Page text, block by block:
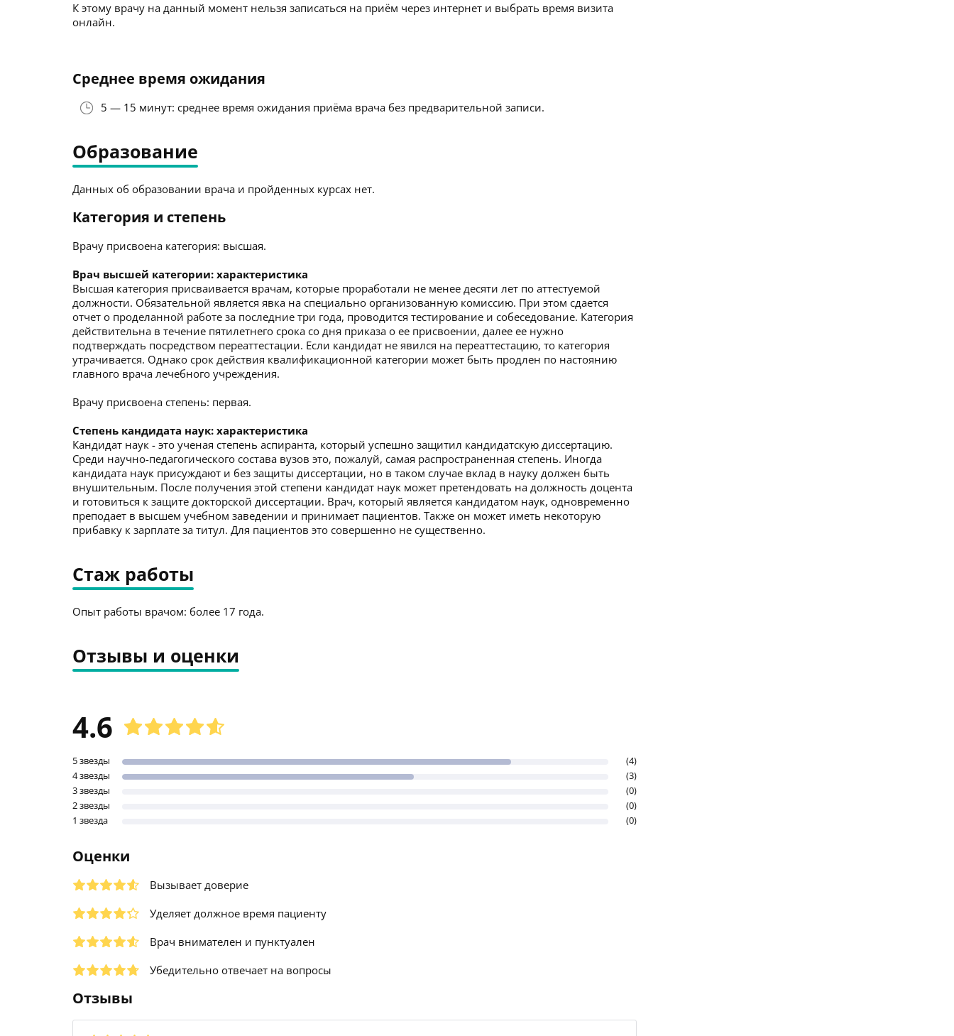
К этому врачу на данный момент нельзя записаться на приём через интернет и выбрать время визита
онлайн.
Среднее время ожидания
5 — 15 минут: среднее время ожидания приёма врача без предварительной записи.
Образование
Данных об образовании врача и пройденных курсах нет.
Категория и степень
Врачу присвоена категория: высшая.
Врач высшей категории: характеристика
Высшая категория присваивается врачам, которые проработали не менее десяти лет по аттестуемой
должности. Обязательной является явка на специально организованную комиссию. При этом сдается
отчет о проделанной работе за последние три года, проводится тестирование и собеседование. Категория
действительна в течение пятилетнего срока со дня приказа о ее присвоении, далее ее нужно
подтверждать посредством переаттестации. Если кандидат не явился на переаттестацию, то категория
утрачивается. Однако срок действия квалификационной категории может быть продлен по настоянию
главного врача лечебного учреждения.
Врачу присвоена степень: первая.
Степень кандидата наук: характеристика
Кандидат наук - это ученая степень аспиранта, который успешно защитил кандидатскую диссертацию.
Среди научно-педагогического состава вузов это, пожалуй, самая распространенная степень. Иногда
кандидата наук присуждают и без защиты диссертации, но в таком случае вклад в науку должен быть
внушительным. После получения этой степени кандидат наук может претендовать на должность доцента
и готовиться к защите докторской диссертации. Врач, который является кандидатом наук, одновременно
преподает в высшем учебном заведении и принимает пациентов. Также он может иметь некоторую
прибавку к зарплате за титул. Для пациентов это совершенно не существенно.
Стаж работы
Опыт работы врачом: более 17 года.
Отзывы и оценки
4.6
5 звезды
(4)
4 звезды
(3)
3 звезды
(0)
2 звезды
(0)
1 звезда
(0)
Оценки
Вызывает доверие
Уделяет должное время пациенту
Врач внимателен и пунктуален
Убедительно отвечает на вопросы
Отзывы